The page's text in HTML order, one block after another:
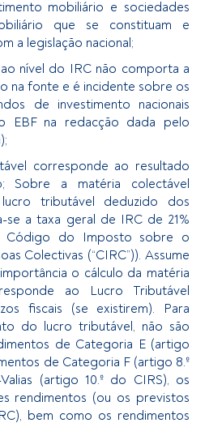
mobiliário e sociedades
que se constituam e
a legislação nacional;
nível do IRC não comporta a
na fonte e é incidente sobre os
de investimento nacionais
EBF na redacção dada pelo
corresponde ao resultado
Sobre a matéria colectável
tributável deduzido dos
se a taxa geral de IRC de 21%
Código do Imposto sobre o
Colectivas (“CIRC”)). Assume
o cálculo da matéria
ao Lucro Tributável
fiscais (se existirem). Para
do lucro tributável, não são
de Categoria E (artigo
de Categoria F (artigo 8.º
(artigo 10.º do CIRS), os
rendimentos (ou os previstos
bem como os rendimentos